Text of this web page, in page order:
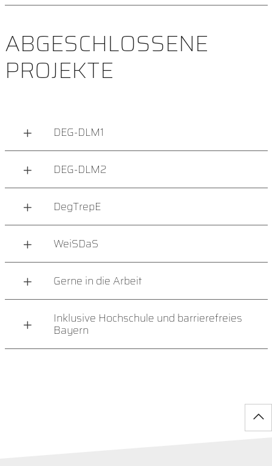
ABGESCHLOSSENE
PROJEKTE
DEG-DLM1
DEG-DLM2
DegTrepE
WeiSDaS
Gerne in die Arbeit
Inklusive Hochschule und barrierefreies
Bayern